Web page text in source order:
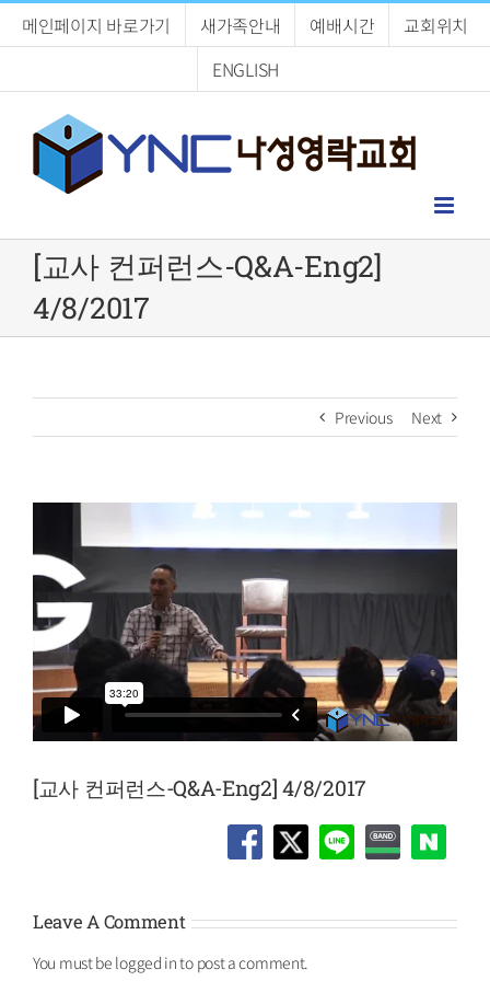
메인페이지 바로가기 새가족안내 예배시간
교회위치
ENGLISH
[교사 컨퍼런스-Q&A-Eng2]
4/8/2017
Previous Next
[교사 컨퍼런스-Q&A-Eng2] 4/8/2017
Leave A Comment
You must be logged into post a comment.